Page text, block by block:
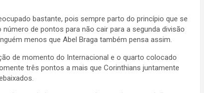
bastante, pois sempre parto do princípio que se
de pontos para não cair para a segunda divisão
menos que Abel Braga também pensa assim.
de momento do Internacional e o quarto colocado
três pontos a mais que Corinthians juntamente